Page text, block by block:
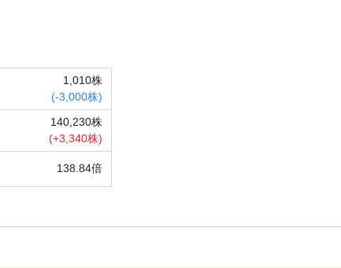
1,010株
(-3,000株)
140,230株
(+3,340株)
138.84倍